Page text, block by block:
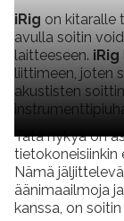
iRig on kitaralle
avulla soitin
laitteeseen. iRig
liittimeen, joten
akustisten
Tätä nykyä on
tietokoneisiinkin
Nämä
äänimaailmoja
kanssa, on